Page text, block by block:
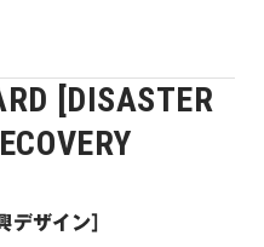
[DISASTER
デザイン］